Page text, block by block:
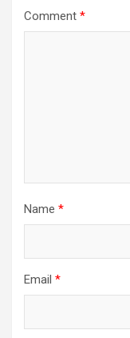
Comment *
Name *
Email *